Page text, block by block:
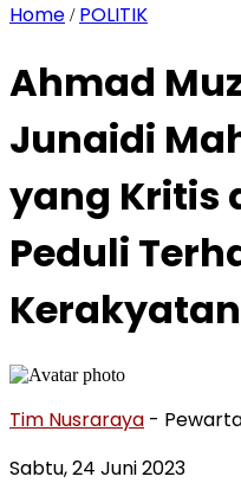
Home / POLITIK
Ahmad
Junaidi
yang Kritis
Peduli
Kerakyatan
Tim Nusraraya -
Sabtu, 24 Juni 2023